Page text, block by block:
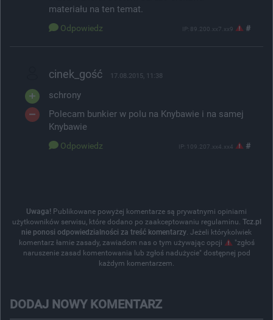
materiału na ten temat.
Odpowiedz IP: 89.200.xx7.xx9 #
cinek_gość 17.08.2015, 11:38
schrony
Polecam bunkier w polu na Knybawie i na samej
Knybawie
Odpowiedz IP: 109.207.xx4.xx4 #
Uwaga! Publikowane powyżej komentarze są prywatnymi opiniami
użytkowników serwisu, które dodano po zaakceptowaniu regulaminu. Tcz.pl
nie ponosi odpowiedzialności za treść komentarzy . Jeżeli którykolwiek
komentarz łamie zasady, zawiadom nas o tym używając opcji
"zgłoś
naruszenie zasad komentowania lub zgłoś nadużycie" dostępnej pod
każdym komentarzem.
DODAJ NOWY KOMENTARZ